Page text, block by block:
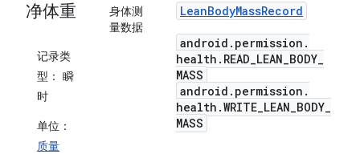
净体重
记录类
型： 瞬
时
单位：
质量
身体测
量数据
LeanBodyMassRecord
android . permission .
health . READ_LEAN_BODY_
MASS
android . permission .
health .WRITE_LEAN_BODY_
MASS